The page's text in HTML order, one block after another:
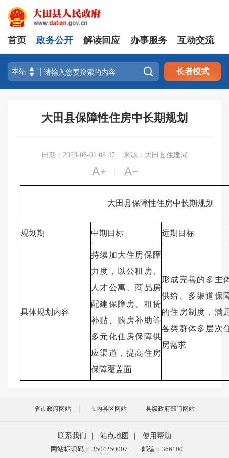
首页 政务公开 解读回应 办事服务 互动交流
 长者模式
大田县保障性住房中长期规划
日期：2023-06-01 08:47 来源：大田县住建局
 
大田县保障性住房中长期规划
规划期 中期目标 远期目标
具体规划内容
持续加大住房保障
力度，以公租房、
人才公寓、商品房
配建保障房、租赁
补贴、购房补助等
多元化住房保障供
应渠道，提高住房
保障覆盖面
形成完善的多主
供给、多渠道保
的住房制度，满
各类群体多层次
房需求
省市政府网站 市内县区网站 县级政府部门网站
联系我们 站点地图
使用帮助
网站标识码： 3504250007
邮编：366100